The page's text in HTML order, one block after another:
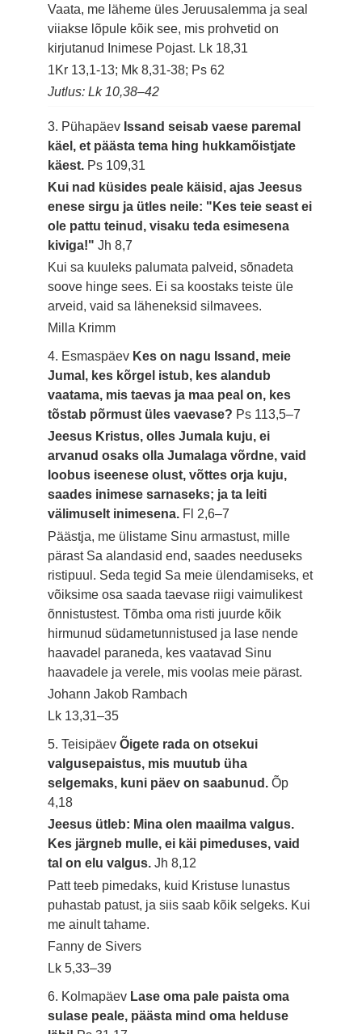
Vaata, me läheme üles Jeruusalemma ja seal
viiakse lõpule kõik see, mis prohvetid on
kirjutanud Inimese Pojast. Lk 18,31
1Kr 13,1-13; Mk 8,31-38; Ps 62
Jutlus: Lk 10,38–42
3. Pühapäev Issand seisab vaese paremal
käel, et päästa tema hing hukkamõistjate
käest. Ps 109,31
Kui nad küsides peale käisid, ajas Jeesus
enese sirgu ja ütles neile: "Kes teie seast ei
ole pattu teinud, visaku teda esimesena
kiviga!"Jh 8,7
Kui sa kuuleks palumata palveid, sõnadeta
soove hinge sees. Ei sa koostaks teiste üle
arveid, vaid sa läheneksid silmavees.
Milla Krimm
4. Esmaspäev Kes on nagu Issand, meie
Jumal, kes kõrgel istub, kes alandub
vaatama, mis taevas ja maa peal on, kes
tõstab põrmust üles vaevase? Ps 113,5–7
Jeesus Kristus, olles Jumala kuju, ei
arvanud osaks olla Jumalaga võrdne, vaid
loobus iseenese olust, võttes orja kuju,
saades inimese sarnaseks; ja ta leiti
välimuselt inimesena. Fl 2,6–7
Päästja, me ülistame Sinu armastust, mille
pärast Sa alandasid end, saades needuseks
ristipuul. Seda tegid Sa meie ülendamiseks, et
võiksime osa saada taevase riigi vaimulikest
õnnistustest. Tõmba oma risti juurde kõik
hirmunud südametunnistused ja lase nende
haavadel paraneda, kes vaatavad Sinu
haavadele ja verele, mis voolas meie pärast.
Johann Jakob Rambach
Lk 13,31–35
5. TeisipäevÕigete rada on otsekui
valgusepaistus, mis muutub üha
selgemaks, kuni päev on saabunud.Õp
4,18
Jeesus ütleb: Mina olen maailma valgus.
Kes järgneb mulle, ei käi pimeduses, vaid
tal on elu valgus.Jh 8,12
Patt teeb pimedaks, kuid Kristuse lunastus
puhastab patust, ja siis saab kõik selgeks. Kui
me ainult tahame.
Fanny de Sivers
Lk 5,33–39
6. Kolmapäev Lase oma pale paista oma
sulase peale, päästa mind oma helduse